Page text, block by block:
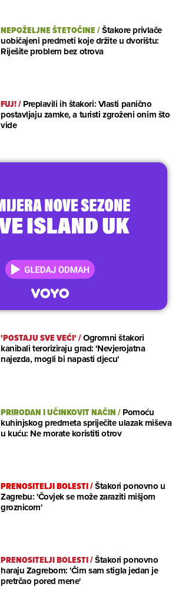
NEPOŽELJNE ŠTETOČINE/Štakore privlače
uobičajeni predmeti koje držite u dvorištu:
Riješite problem bez otrova
FUJ!/Preplavili ih štakori: Vlasti panično
postavljaju zamke, a turisti zgroženi onim što
vide
'POSTAJU SVE VEĆI'/Ogromni štakori
kanibali teroriziraju grad: 'Nevjerojatna
najezda, mogli bi napasti djecu'
PRIRODAN I UČINKOVIT NAČIN/Pomoću
kuhinjskog predmeta spriječite ulazak miševa
u kuću: Ne morate koristiti otrov
PRENOSITELJI BOLESTI/Štakori ponovno u
Zagrebu: 'Čovjek se može zaraziti mišjom
groznicom'
PRENOSITELJI BOLESTI/Štakori ponovno
haraju Zagrebom: 'Čim sam stigla jedan je
pretrčao pored mene'